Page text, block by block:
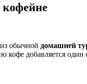
кофейне
обычной домашней
кофе добавляется